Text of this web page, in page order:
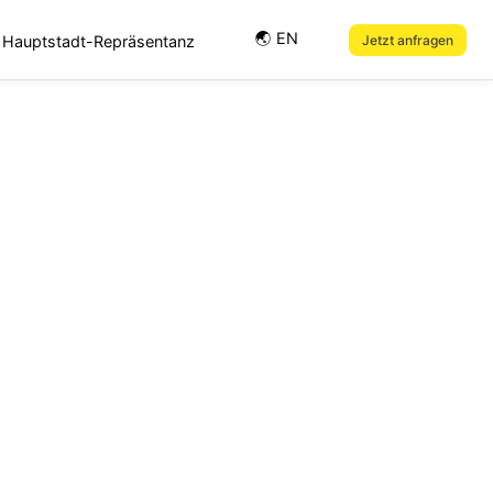
Hauptstadt-Repräsentanz 🌏︎ EN Jetzt anfragen